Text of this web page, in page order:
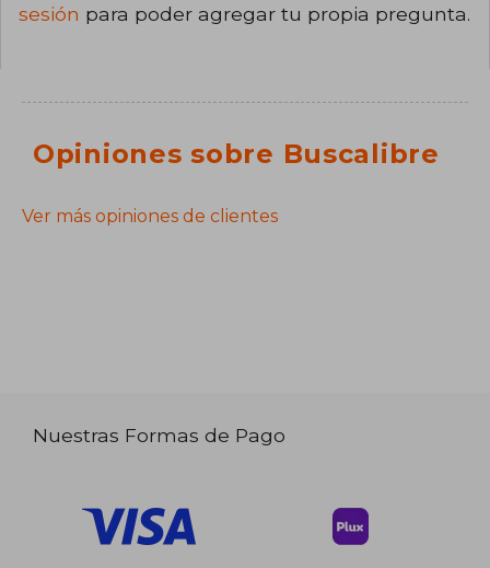
sesión para poder agregar tu propia pregunta.
Opiniones sobre Buscalibre
Ver más opiniones de clientes
Nuestras Formas de Pago